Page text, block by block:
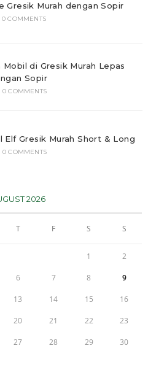
Gresik Murah dengan Sopir
0 COMMENTS
Mobil di Gresik Murah Lepas
Sopir
0 COMMENTS
Elf Gresik Murah Short & Long
0 COMMENTS
2026
T F S S
1 2
6 7 8 9
13 14 15 16
20 21 22 23
27 28 29 30